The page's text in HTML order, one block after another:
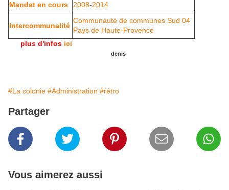
Mandat en cours
2008-2014
Intercommunalité
Communauté de communes Sud 04
Pays de Haute-Provence
plus d'infos ici
denis
#La colonie #Administration #rétro
Partager
Vous aimerez aussi